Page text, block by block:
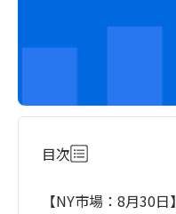
目次
【NY市場：8月30日】